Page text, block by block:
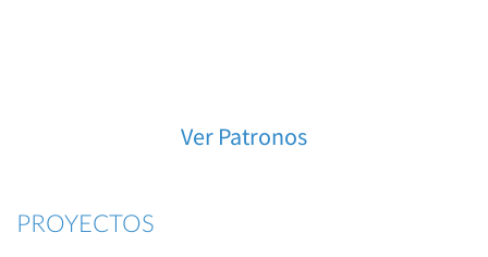
Ver Patronos
PROYECTOS